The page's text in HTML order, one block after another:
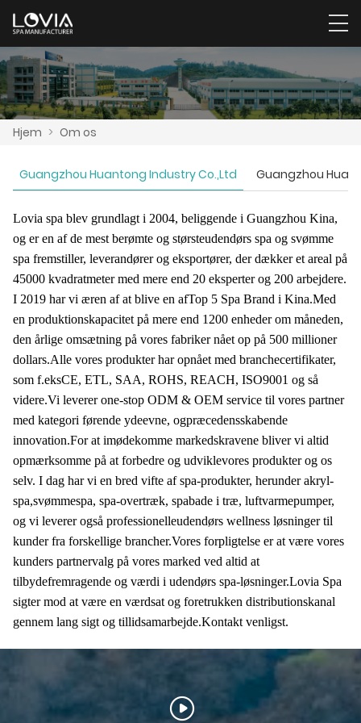
Hjem > Om os
Guangzhou Huantong Industry Co.,Ltd Guangzhou
Lovia spa blev grundlagt i 2004, beliggende i Guangzhou Kina,
og er en af ​​de mest berømte og størsteudendørs spa og svømme
spa fremstiller, leverandører og eksportører, der dækker et areal på
45000 kvadratmeter med mere end 20 eksperter og 200 arbejdere.
I 2019 har vi æren af ​​at blive en afTop 5 Spa Brand i Kina.Med
en produktionskapacitet på mere end 1200 enheder om måneden,
den årlige omsætning på vores fabriker nået op på 500 millioner
dollars.Alle vores produkter har opnået med branchecertifikater,
som f.eksCE, ETL, SAA, ROHS, REACH, ISO9001 og så
videre.Vi leverer one-stop ODM & OEM service til vores partner
med kategori førende ydeevne, ogpræcedensskabende
innovation.For at imødekomme markedskravene bliver vi altid
opmærksomme på at forbedre og udviklevores produkter og os
selv. I dag har vi en bred vifte af spa-produkter, herunder akryl-
spa,svømmespa, spa-overtræk, spabade i træ, luftvarmepumper,
og vi leverer også professionelleudendørs wellness løsninger til
kunder fra forskellige brancher.Vores forpligtelse er at være vores
kunders partnervalg på vores marked ved altid at
tilbydefremragende og værdi i udendørs spa-løsninger.Lovia Spa
sigter mod at være en værdsat og foretrukken distributionskanal
gennem lang sigt og tillidsamarbejde.Kontakt venligst.